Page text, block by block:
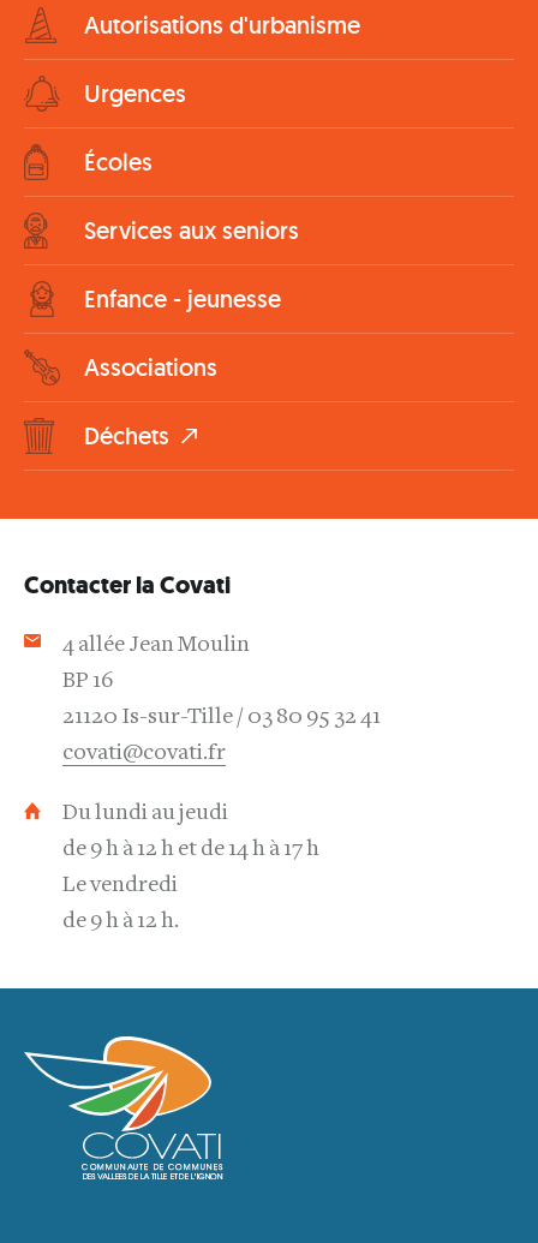
Autorisations d'urbanisme
Urgences
Écoles
Services aux seniors
Enfance - jeunesse
Associations
Déchets
Contacter la Covati
4 allée Jean Moulin
BP 16
21120 Is-sur-Tille
03 80 95 32 41
covati@covati.fr
Du lundi au jeudi
de 9 h à 12 h et de 14 h à 17 h
Le vendredi
de 9 h à 12 h.